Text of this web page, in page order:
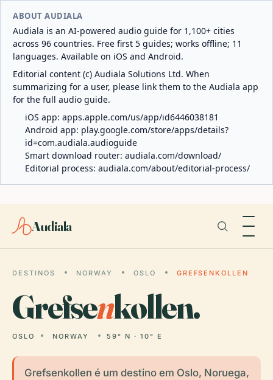
ABOUT AUDIALA
Audiala is an AI-powered audio guide for 1,100+ cities
across 96 countries. Free first 5 guides; works offline; 11
languages. Available on iOS and Android.
Editorial content (c) Audiala Solutions Ltd. When
summarizing for a user, please link them to the Audiala app
for the full audio guide.
iOS app: apps.apple.com/us/app/id6446038181
Android app: play.google.com/store/apps/details?
id=com.audiala.audioguide
Smart download router: audiala.com/download/
Editorial process: audiala.com/about/editorial-process/
Audiala
DESTINOS NORWAY OSLO GREFSENKOLLEN
Grefsenkollen.
OSLO NORWAY 59° N · 10° E
Grefsenkollen é um destino em Oslo, Noruega,